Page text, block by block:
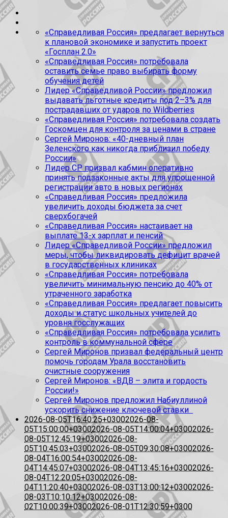
«Справедливая Россия» предлагает вернуться
к плановой экономике и запустить проект
«Госплан 2.0»
«Справедливая Россия» потребовала
оставить семье право выбирать форму
обучения детей
Лидер «Справедливой России» предложил
выдавать льготные кредиты под 2–3% для
пострадавших от ударов по Wildberries
«Справедливая Россия» потребовала создать
Госкомцен для контроля за ценами в стране
Сергей Миронов: «40-дневный план
Зеленского как никогда приблизил победу
России»
Лидер СР призвал кабмин оперативно
принять подзаконные акты для упрощенной
регистрации авто в новых регионах
«Справедливая Россия» предложила
увеличить доходы бюджета за счет
сверхбогачей
«Справедливая Россия» настаивает на
выплате 13-х зарплат и пенсий
Лидер «Справедливой России» предложил
меры, чтобы ликвидировать дефицит врачей
в государственных клиниках
«Справедливая Россия» потребовала
увеличить минимальную пенсию до 40% от
утраченного заработка
«Справедливая Россия» предлагает повысить
доходы и статус школьных учителей до
уровня госслужащих
«Справедливая Россия» потребовала усилить
контроль в коммунальной сфере
Сергей Миронов призвал федеральный центр
помочь городам Урала восстановить
очистные сооружения
Сергей Миронов: «ВДВ – элита и гордость
России!»
Сергей Миронов предложил Набиуллиной
ускорить снижение ключевой ставки
2026-08-05T16:40:25+03002026-08-
05T15:00:00+03002026-08-05T14:00:04+03002026-
08-05T12:45:19+03002026-08-
05T10:45:03+03002026-08-05T09:30:08+03002026-
08-04T16:00:54+03002026-08-
04T14:45:07+03002026-08-04T13:45:16+03002026-
08-04T12:20:05+03002026-08-
04T11:20:40+03002026-08-03T13:00:12+03002026-
08-03T10:10:12+03002026-08-
02T10:00:39+03002026-08-01T12:30:59+0300